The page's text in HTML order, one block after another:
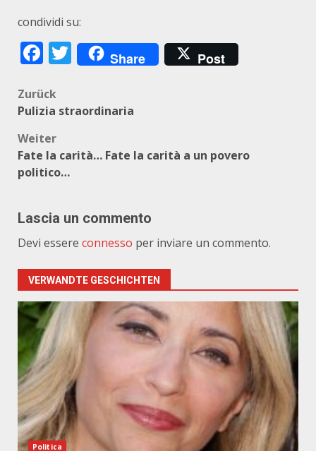
condividi su:
Facebook
Twitter
Share Post
Beitragsnavigation
Zurück
Pulizia straordinaria
Weiter
Fate la carità… Fate la carità a un povero
politico…
Lascia un commento
Devi essere connesso per inviare un commento.
VERWANDTE GESCHICHTEN
Politica